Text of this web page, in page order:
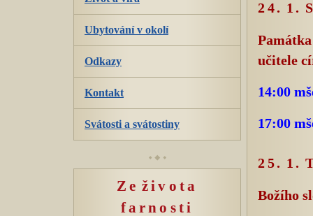
24. 1.
učitele
14:00
17:00
25. 1.
Božího
Ubytování v okolí
Odkazy
Kontakt
Svátosti a svátostiny
Ze života
farnosti